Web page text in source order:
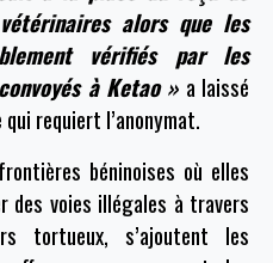
alors que les
vérifiés par les
à Ketao » a laissé
requiert l’anonymat.
béninoises où elles
des voies illégales à travers
tortueux, s’ajoutent les